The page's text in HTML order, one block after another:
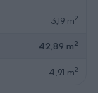
3,19 m2
42,89 m2
4,91 m2